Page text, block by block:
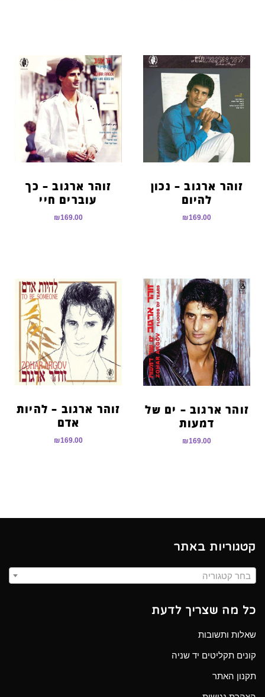
זוהר ארגוב – נכון
להיום
₪169.00
זוהר ארגוב – כך
עוברים חיי
₪169.00
זוהר ארגוב – ים של
דמעות
₪169.00
זוהר ארגוב – להיות
אדם
₪169.00
קטגוריות באתר
בחר קטגוריה
כל מה שצריך לדעת
שאלות ותשובות
קונים תקליטים יד שניה
תקנון האתר